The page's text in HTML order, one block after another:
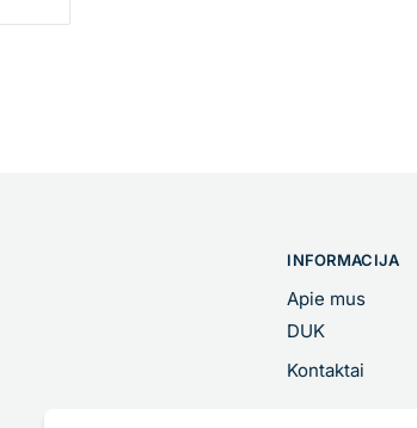
INFORMACIJA
Apie mus
DUK
Kontaktai